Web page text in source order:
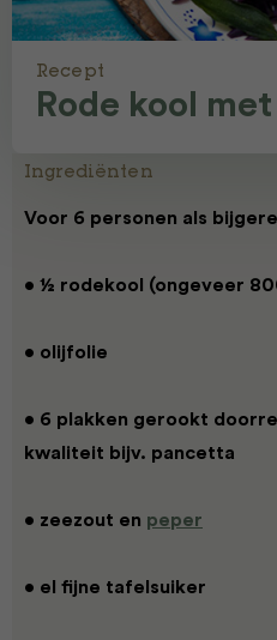
Recept
Rode kool
Ingrediënten
Voor 6 personen als
• ½ rodekool (ongeveer
• olijfolie
• 6 plakken gerookt
kwaliteit bijv. pancetta
• zeezout en peper
• el fijne tafelsuiker